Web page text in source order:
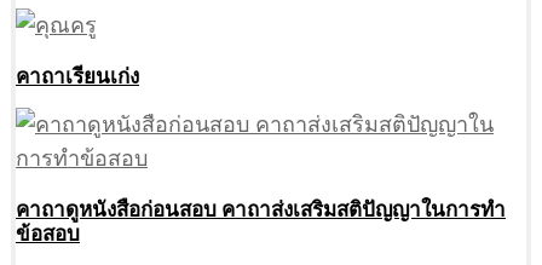
คาถาเรียนเก่ง
คาถาดูหนังสือก่อนสอบ คาถาส่งเสริมสติปัญญาในการทำ
ข้อสอบ